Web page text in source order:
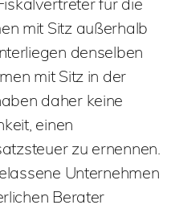
mit Sitz außerhalb
denselben
mit Sitz in der
daher keine
einen
zu ernennen.
Unternehmen
Berater